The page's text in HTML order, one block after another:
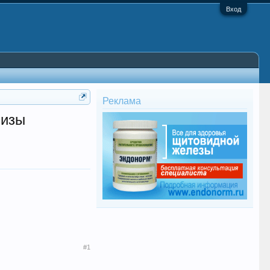
Вход
#1
Реклама